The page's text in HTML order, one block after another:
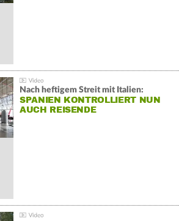
Nach heftigem Streit mit Italien:
SPANIEN KONTROLLIERT NUN
AUCH REISENDE